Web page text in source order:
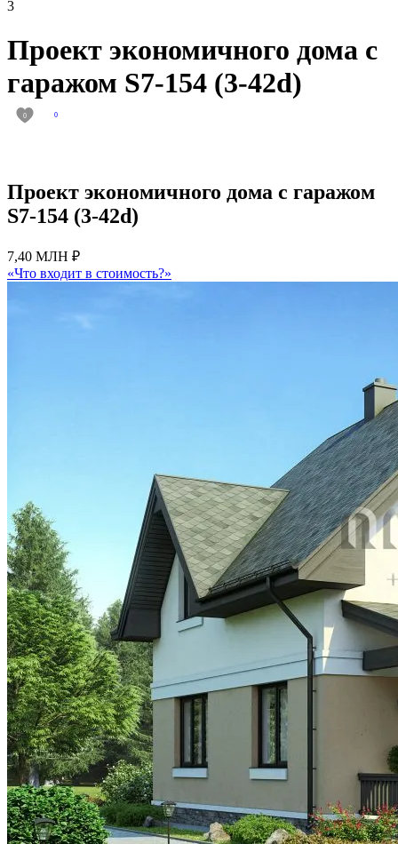
3
Проект экономичного дома с
гаражом S7-154 (3-42d)
0 0
Проект экономичного дома с гаражом
S7-154 (3-42d)
7,40 МЛН ₽
«Что входит в стоимость?»